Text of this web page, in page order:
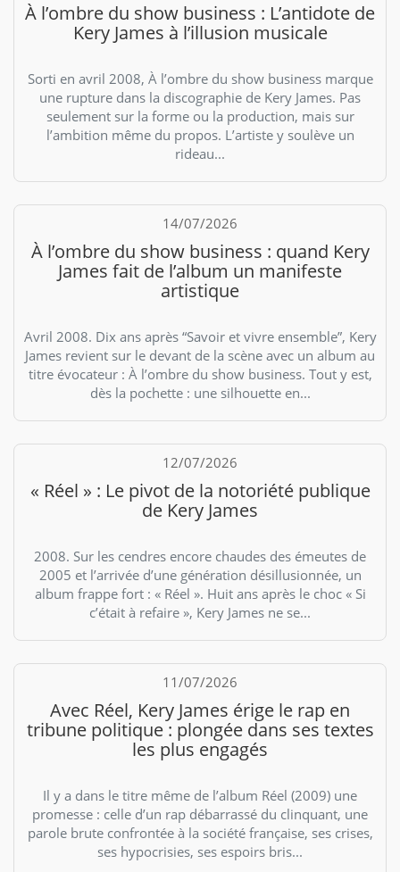
À l’ombre du show business : L’antidote de
Kery James à l’illusion musicale
Sorti en avril 2008, À l’ombre du show business marque
une rupture dans la discographie de Kery James. Pas
seulement sur la forme ou la production, mais sur
l’ambition même du propos. L’artiste y soulève un
rideau...
14/07/2026
À l’ombre du show business : quand Kery
James fait de l’album un manifeste
artistique
Avril 2008. Dix ans après “Savoir et vivre ensemble”, Kery
James revient sur le devant de la scène avec un album au
titre évocateur : À l’ombre du show business. Tout y est,
dès la pochette : une silhouette en...
12/07/2026
« Réel » : Le pivot de la notoriété publique
de Kery James
2008. Sur les cendres encore chaudes des émeutes de
2005 et l’arrivée d’une génération désillusionnée, un
album frappe fort : « Réel ». Huit ans après le choc « Si
c’était à refaire », Kery James ne se...
11/07/2026
Avec Réel, Kery James érige le rap en
tribune politique : plongée dans ses textes
les plus engagés
Il y a dans le titre même de l’album Réel (2009) une
promesse : celle d’un rap débarrassé du clinquant, une
parole brute confrontée à la société française, ses crises,
ses hypocrisies, ses espoirs bris...